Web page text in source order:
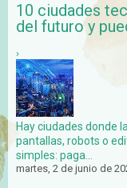
10 ciudades
del futuro y
›
Hay ciudades donde
pantallas, robots o
simples: paga...
martes, 2 de junio de